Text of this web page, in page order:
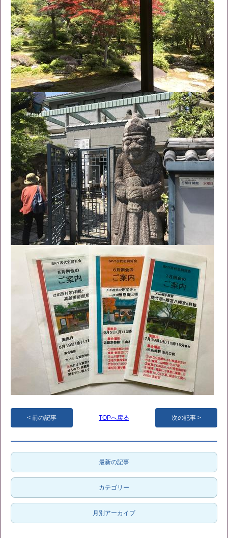
前の記事 TOPへ戻る 次の記事
最新の記事
カテゴリー
月別アーカイブ